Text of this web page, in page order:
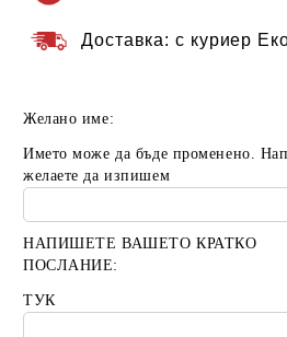
Доставка: с куриер
Желано име:
Името може да бъде променено.
желаете да изпишем
НАПИШЕТЕ ВАШЕТО КРАТКО
ПОСЛАНИЕ:
ТУК